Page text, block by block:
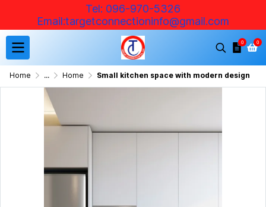
Tel: 096-970-5326
Email:targetconnectioninfo@ gmail.com
0 0
Home ... Home Small kitchen space with modern design